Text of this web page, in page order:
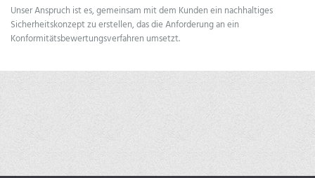
Unser Anspruch ist es, gemeinsam mit dem Kunden ein nachhaltiges
Sicherheitskonzept zu erstellen, das die Anforderung an ein
Konformitätsbewertungsverfahren umsetzt.